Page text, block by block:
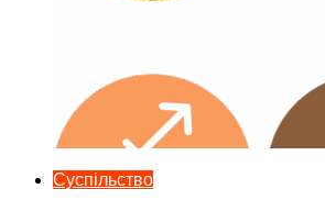
Суспільство